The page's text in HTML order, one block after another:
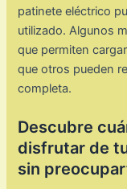
patinete eléctrico
utilizado. Algunos
que permiten
que otros pueden
completa.
Descubre
disfrutar de
sin